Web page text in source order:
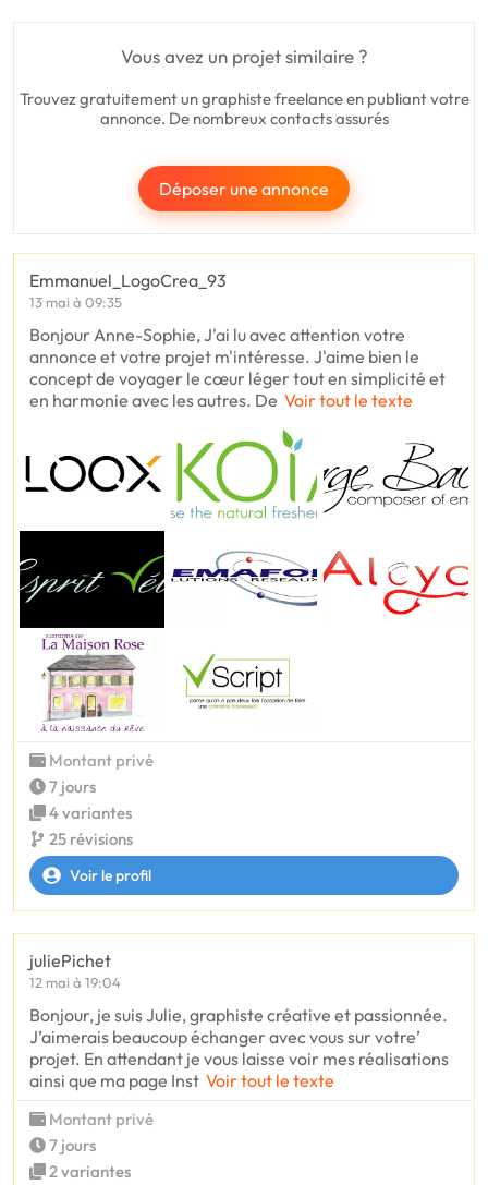
Vous avez un projet similaire ?
Trouvez gratuitement un graphiste freelance en publiant votre
annonce. De nombreux contacts assurés
Déposer une annonce
Emmanuel_LogoCrea_93
13 mai à 09:35
Bonjour Anne-Sophie, J'ai lu avec attention votre
annonce et votre projet m'intéresse. J'aime bien le
concept de voyager le cœur léger tout en simplicité et
en harmonie avec les autres. De Voir tout le texte
Montant privé
7 jours
4 variantes
25 révisions
Voir le profil
juliePichet
12 mai à 19:04
Bonjour, je suis Julie, graphiste créative et passionnée.
J’aimerais beaucoup échanger avec vous sur votre’
projet. En attendant je vous laisse voir mes réalisations
ainsi que ma page Inst Voir tout le texte
Montant privé
7 jours
2 variantes